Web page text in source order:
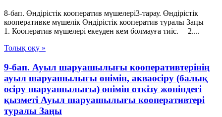
8-бап. Өндiрiстiк кооператив мүшелерi3-тарау. Өндiрiстiк
кооперативке мүшелiк Өндiрiстiк кооператив туралы Заңы
1. Кооператив мүшелерi екеуден кем болмауға тиiс. 2....
Толық оқу »
9-бап. Ауыл шаруашылығы кооперативтерінің
ауыл шаруашылығы өнімін, акваөсіру (балық
өсіру шаруашылығы) өнімін өткізу жөніндегі
қызметі Ауыл шаруашылығы кооперативтері
туралы Заңы